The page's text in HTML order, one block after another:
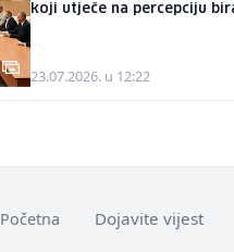
koji utječe na percepciju
23.07.2026. u 12:22
Početna Dojavite vijest